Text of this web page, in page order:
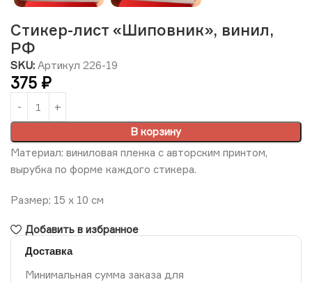
Стикер-лист «Шиповник», винил,
РФ
SKU: Артикул 226-19
375 ₽
В корзину
Материал: виниловая пленка с авторским принтом,
вырубка по форме каждого стикера.
Размер: 15 х 10 см
Добавить в избранное
Доставка
Минимальная сумма заказа для